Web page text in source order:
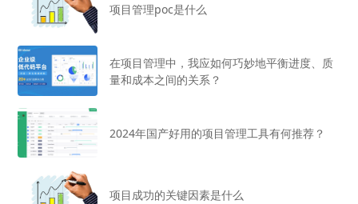
项目管理poc是什么
在项目管理中，我应如何巧妙地平衡进度、质
量和成本之间的关系？
2024年国产好用的项目管理工具有何推荐？
项目成功的关键因素是什么